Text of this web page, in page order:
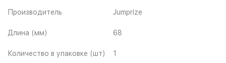
Производитель Jumprize
Длина (мм) 68
Количество в упаковке (шт) 1